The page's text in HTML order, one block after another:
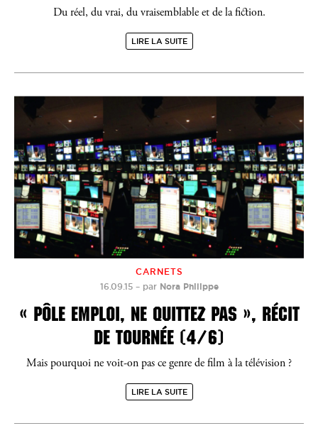
Du réel, du vrai, du vraisemblable et de la fiction.
LIRE LA SUITE
CARNETS
16.09.15– par Nora Philippe
« PÔLE EMPLOI, NE QUITTEZ PAS », RÉCIT
DE TOURNÉE (4/6)
Mais pourquoi ne voit-on pas ce genre de film à la télévision ?
LIRE LA SUITE